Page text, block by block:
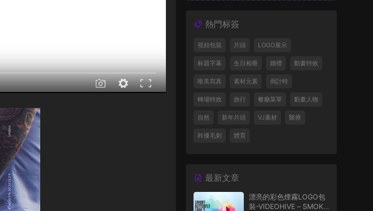
熱門标簽
視頻包裝 片頭 LOGO展示
标題字幕 生日相冊 婚禮 動畫特效
唯美寫真 素材元素 倒計時
轉場特效 旅行 餐廳菜單 動畫人物
自然 新年片頭 VJ素材 醫療
幹擾毛刺 體育
最新文章
漂亮的彩色煙霧LOGO包
裝-VIDEOHIVE – SMOKY